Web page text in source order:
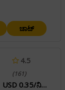
ಚಾಟ್
4.5
(161)
USD 0.35/ನಿಮಿಷ